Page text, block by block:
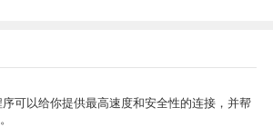
可以给你提供最高速度和安全性的连接，并帮